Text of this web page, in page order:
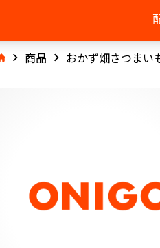
商品 おかず畑さつまい